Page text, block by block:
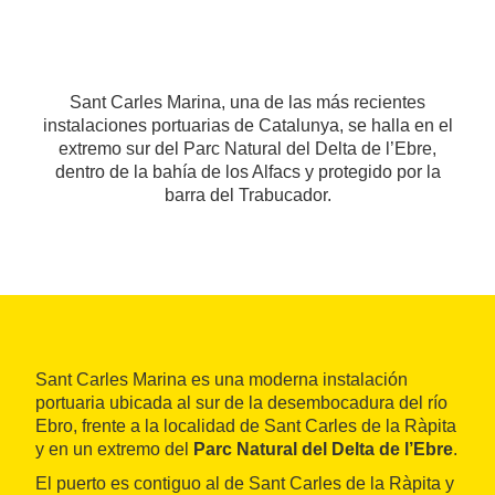
Sant Carles Marina, una de las más recientes
instalaciones portuarias de Catalunya, se halla en el
extremo sur del Parc Natural del Delta de l’Ebre,
dentro de la bahía de los Alfacs y protegido por la
barra del Trabucador.
Sant Carles Marina es una moderna instalación
portuaria ubicada al sur de la desembocadura del río
Ebro, frente a la localidad de Sant Carles de la Ràpita
y en un extremo del
Parc Natural del Delta de l’Ebre.
El puerto es contiguo al de Sant Carles de la Ràpita y